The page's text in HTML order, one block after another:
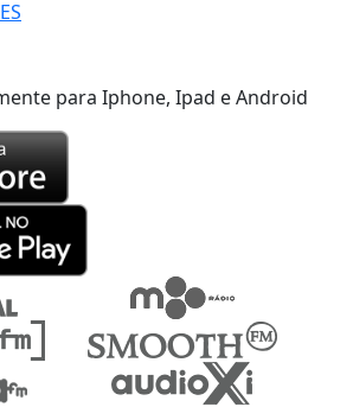
para Iphone, Ipad e Android